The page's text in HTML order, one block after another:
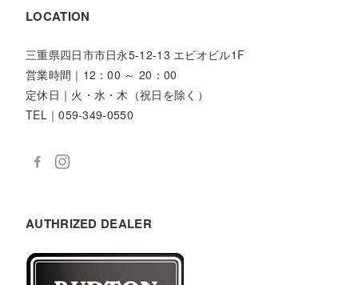
LOCATION
三重県四日市市日永5-12-13 エビオビル1F
営業時間｜12：00 ～ 20：00
定休日｜火・水・木（祝日を除く）
TEL｜059-349-0550
AUTHRIZED DEALER